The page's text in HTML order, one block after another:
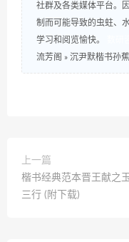
社群及各类媒体平台。
制而可能导致的虫蛀、
学习和阅览愉快。
流芳阁 » 沉尹默楷书孙
上一篇
楷书经典范本晋王献之
三行 (附下载)